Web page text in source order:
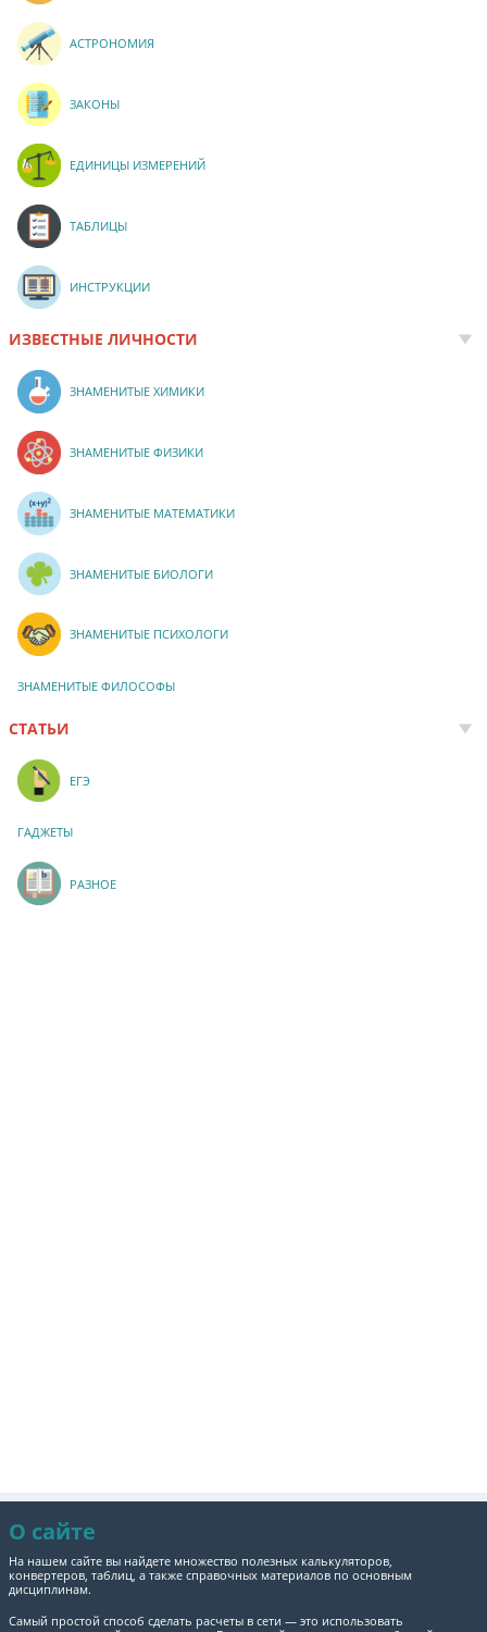
АСТРОНОМИЯ
ЗАКОНЫ
ЕДИНИЦЫ ИЗМЕРЕНИЙ
ТАБЛИЦЫ
ИНСТРУКЦИИ
ИЗВЕСТНЫЕ ЛИЧНОСТИ
ЗНАМЕНИТЫЕ ХИМИКИ
ЗНАМЕНИТЫЕ ФИЗИКИ
ЗНАМЕНИТЫЕ МАТЕМАТИКИ
ЗНАМЕНИТЫЕ БИОЛОГИ
ЗНАМЕНИТЫЕ ПСИХОЛОГИ
ЗНАМЕНИТЫЕ ФИЛОСОФЫ
СТАТЬИ
ЕГЭ
ГАДЖЕТЫ
РАЗНОЕ
О сайте
На нашем сайте вы найдете множество полезных калькуляторов,
конвертеров, таблиц, а также справочных материалов по основным
дисциплинам.
Самый простой способ сделать расчеты в сети — это использовать